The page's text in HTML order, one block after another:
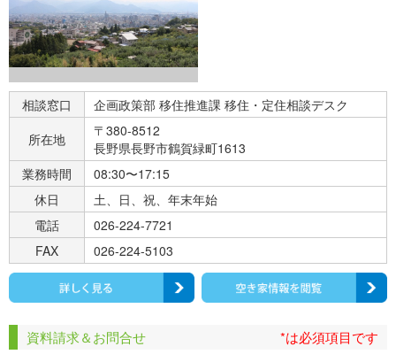
相談窓口
企画政策部 移住推進課 移住・定住相談デスク
所在地
〒380-8512
長野県長野市鶴賀緑町1613
業務時間
08:30〜17:15
休日
土、日、祝、年末年始
電話
026-224-7721
FAX
026-224-5103
資料請求＆お問合せ *は必須項目です